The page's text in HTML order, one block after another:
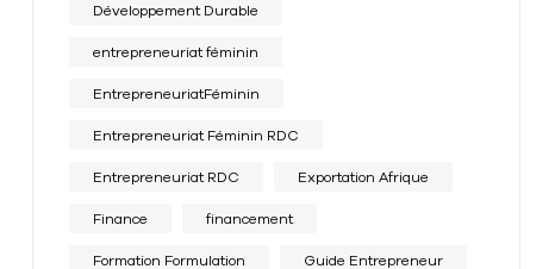
Développement Durable
entrepreneuriat féminin
EntrepreneuriatFéminin
Entrepreneuriat Féminin RDC
Entrepreneuriat RDC Exportation Afrique
Finance financement
Formation Formulation Guide Entrepreneur